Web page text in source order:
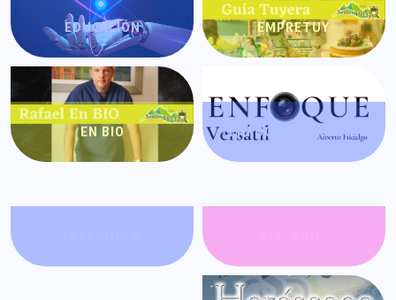
EDUCACIÓN EMPRETUY
EN BIO ENFOQUE VERSÁTIL